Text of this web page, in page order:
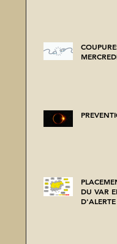
DU VAR
D'ALERTE